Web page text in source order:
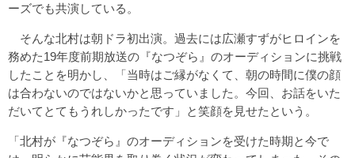
ーズでも共演している。
そんな北村は朝ドラ初出演。過去には広瀬すずがヒロインを
務めた19年度前期放送の『なつぞら』のオーディションに挑戦
したことを明かし、「当時はご縁がなくて、朝の時間に僕の顔
は合わないのではないかと思っていました。今回、お話をいた
だいてとてもうれしかったです」と笑顔を見せたという。
「北村が『なつぞら』のオーディションを受けた時期と今で